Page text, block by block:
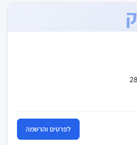
ק
לפרטים והרשמה